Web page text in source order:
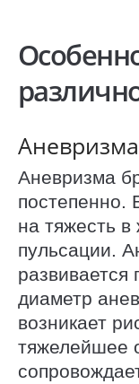
Аневризма
постепенно.
на тяжесть
пульсации.
развивается
диаметр
возникает
тяжелейшее